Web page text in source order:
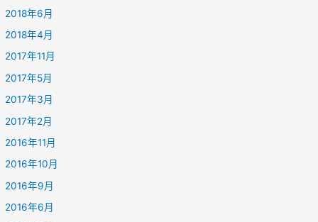
2018年6月
2018年4月
2017年11月
2017年5月
2017年3月
2017年2月
2016年11月
2016年10月
2016年9月
2016年6月